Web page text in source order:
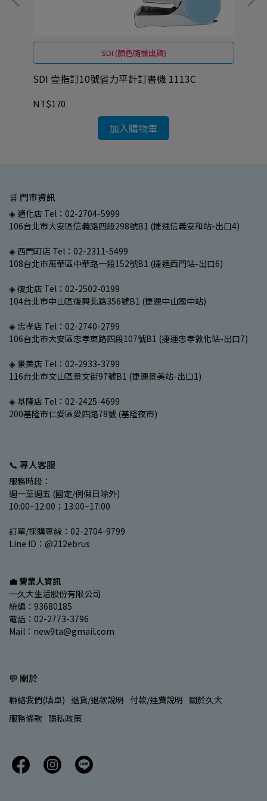
SDI (顏色隨機出貨)
SDI 壹指訂10號省力平針訂書機 1113C
NT$170
加入購物車
🛒 門市資訊
◈ 通化店 Tel：02-2704-5999
106台北市大安區信義路四段298號B1 (捷運信義安和站-出口4)
◈ 西門町店 Tel：02-2311-5499
108台北市萬華區中華路一段152號B1 (捷運西門站-出口6)
◈ 復北店 Tel：02-2502-0199
104台北市中山區復興北路356號B1 (捷運中山國中站)
◈ 忠孝店 Tel：02-2740-2799
106台北市大安區忠孝東路四段107號B1 (捷運忠孝敦化站-出口7)
◈ 景美店 Tel：02-2933-3799
116台北市文山區景文街97號B1 (捷運景美站-出口1)
◈ 基隆店 Tel：02-2425-4699
200基隆市仁愛區愛四路78號 (基隆夜市)
📞 專人客服
服務時段：
週一至週五 (國定/例假日除外)
10:00~12:00；13:00~17:00
訂單/採購專線：02-2704-9799
Line ID：@212ebrus
💼 營業人資訊
一久大生活股份有限公司
統編：93680185
電話：02-2773-3796
Mail：new9ta@gmail.com
💬 關於
聯絡我們(填單) 退貨/退款說明 付款/運費說明 關於久大
服務條款 隱私政策